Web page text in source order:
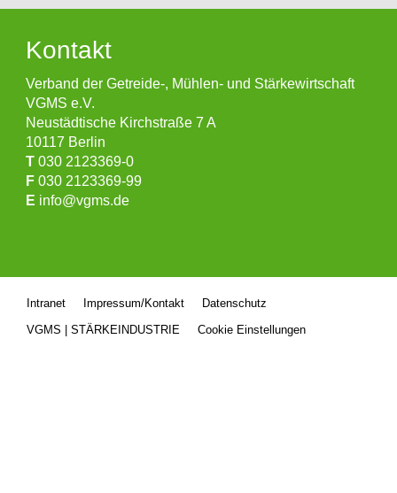
Kontakt
Verband der Getreide-, Mühlen- und Stärkewirtschaft
VGMS e.V.
Neustädtische Kirchstraße 7 A
10117 Berlin
T 030 2123369-0
F 030 2123369-99
E info@vgms.de
Intranet Impressum/Kontakt
Datenschutz
VGMS | STÄRKEINDUSTRIE
Cookie Einstellungen